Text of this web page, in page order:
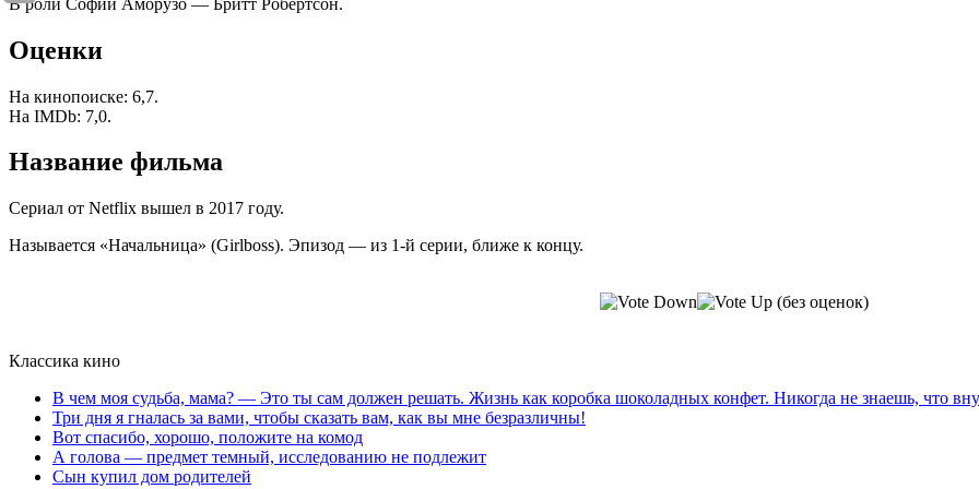
Оценки
На кинопоиске: 6,7.
На IMDb: 7,0.
Название фильма
Сериал от Netflix вышел в 2017 году.
Называется «Начальница» (Girlboss). Эпизод — из 1-й серии, ближе к концу.
(без оценок)
Классика кино
В чем моя судьба, мама? — Это ты сам должен решать. Жизнь как коробка шоколадных конфет. Никогда не знаешь, что
Три дня я гналась за вами, чтобы сказать вам, как вы мне безразличны!
Вот спасибо, хорошо, положите на комод
А голова — предмет темный, исследованию не подлежит
Сын купил дом родителей